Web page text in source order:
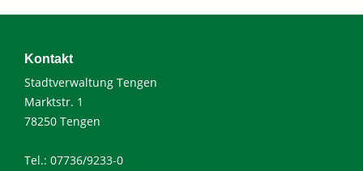
Kontakt
Stadtverwaltung Tengen
Marktstr. 1
78250 Tengen
Tel.: 07736/9233-0